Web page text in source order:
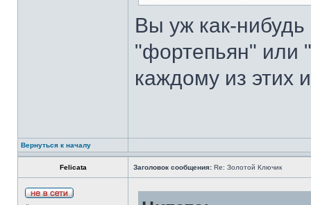
Вы уж как-нибудь
"фортепьян" или
каждому из этих
Вернуться к началу
Felicata Заголовок сообщения: Re: Золотой Ключик